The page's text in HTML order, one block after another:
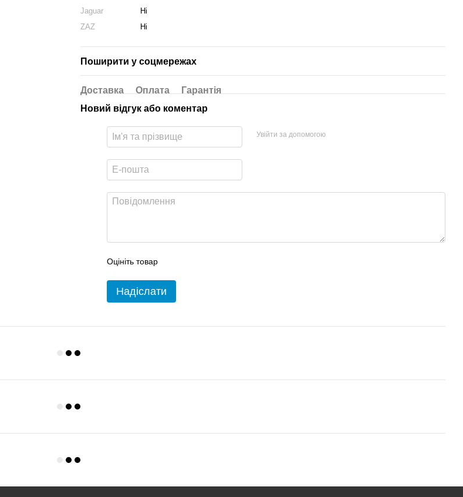
Jaguar
Ні
ZAZ
Ні
Поширити у соцмережах
Доставка Оплата
Гарантія
Новий відгук або коментар
Увійти за допомогою
Оцініть товар
Надіслати